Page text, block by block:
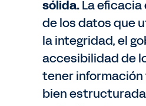
sólida.La eficacia
de los datos que
la integridad, el
accesibilidad de
tener
bien